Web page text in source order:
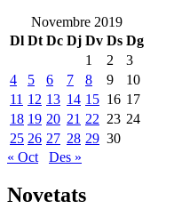
Novembre 2019
Dl Dt Dc Dj Dv Ds Dg
1
2
3
4
5 6 7 8 9
10
11 12 13 14 15 16 17
18 19 20 21 22 23 24
25 26 27 28 29 30
« Oct
Des »
Novetats